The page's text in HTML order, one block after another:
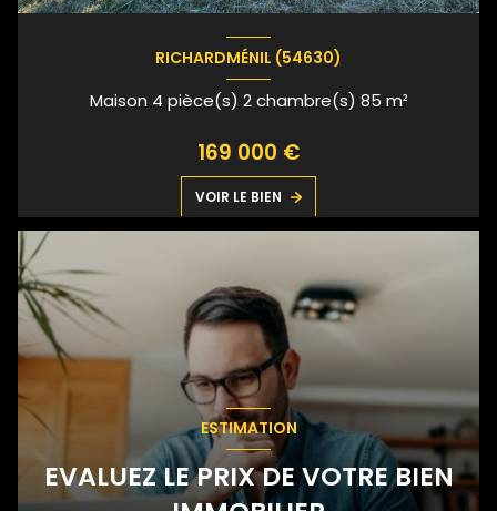
RICHARDMÉNIL (54630)
Maison 4 pièce(s) 2 chambre(s) 85 m²
169 000 €
VOIR LE BIEN
ESTIMATION
EVALUEZ LE PRIX DE VOTRE BIEN